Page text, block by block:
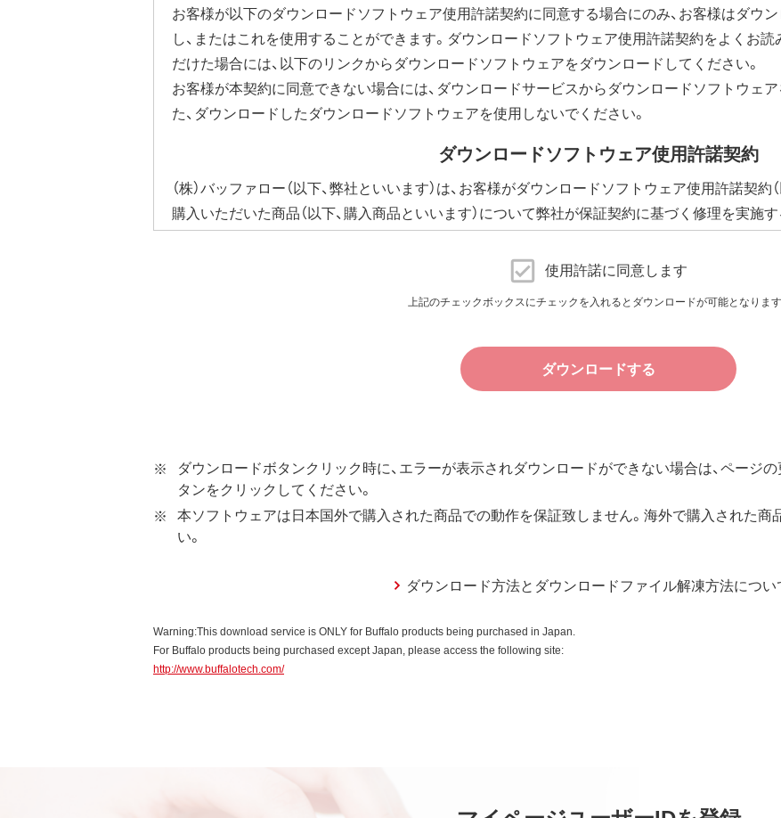
お客様が以下のダウンロードソフトウェア使用許諾契約に同意する場合にのみ、お客様はダウ
し、またはこれを使用することができます。ダウンロードソフトウェア使用許諾契約をよくお
だけた場合には、以下のリンクからダウンロードソフトウェアをダウンロードしてください。
お客様が本契約に同意できない場合には、ダウンロードサービスからダウンロードソフトウェ
た、ダウンロードしたダウンロードソフトウェアを使用しないでください。
ダウンロードソフトウェア使用許諾契約
（株）バッファロー（以下、弊社といいます）は、お客様がダウンロードソフトウェア使用許諾契約
購入いただいた商品（以下、購入商品といいます）について弊社が保証契約に基づく修理を実施
びそれに含まれるソフトウェア（以下、添付ソフトウェアといいます）の使用許諾契約に同意す
ウェア（弊社ダウンロードサービスに提供される、全てのソフトウェア（ユーティリティ・ファー
弊社は、本契約に規定する条件で、本ソフトウェアの使用をお客様に非専属的に許諾します。
ウェアの使用許諾権者は、使用許諾後も引き続きその知的所有権を保持します。
本ソフトウェアに対する知的所有権に関する表示を削除してはならないものとします。
第3条 使用制限
お客様は、本ソフトウェアのソースコードを調べたり、逆アセンブル、逆コンパイル、リバ
本ソフトウェアの一部または全部を利用した新しいソフトウェアの開発もこの規定により
第5条 損害賠償
弊社は、データの消失、業務の中断、逸失利益、精神的損害等を含め、本ソフトウェアの使
的、特別、偶発的、結果的、その他いかなる損害にも、一切の責任を負いません。
使用許諾に同意します
上記のチェックボックスにチェックを入れるとダウンロードが可能となります
ダウンロードする
ダウンロードボタンクリック時に、エラーが表示されダウンロードができない場合は、ページの
タンをクリックしてください。
本ソフトウェアは日本国外で購入された商品での動作を保証致しません。海外で購入された商
い。
ダウンロード方法とダウンロードファイル解凍方法につい
Warning:This download service is ONLY for Buffalo products being purchased in Japan.
For Buffalo products being purchased except Japan, please access the following site:
http://www.buffalotech.com/